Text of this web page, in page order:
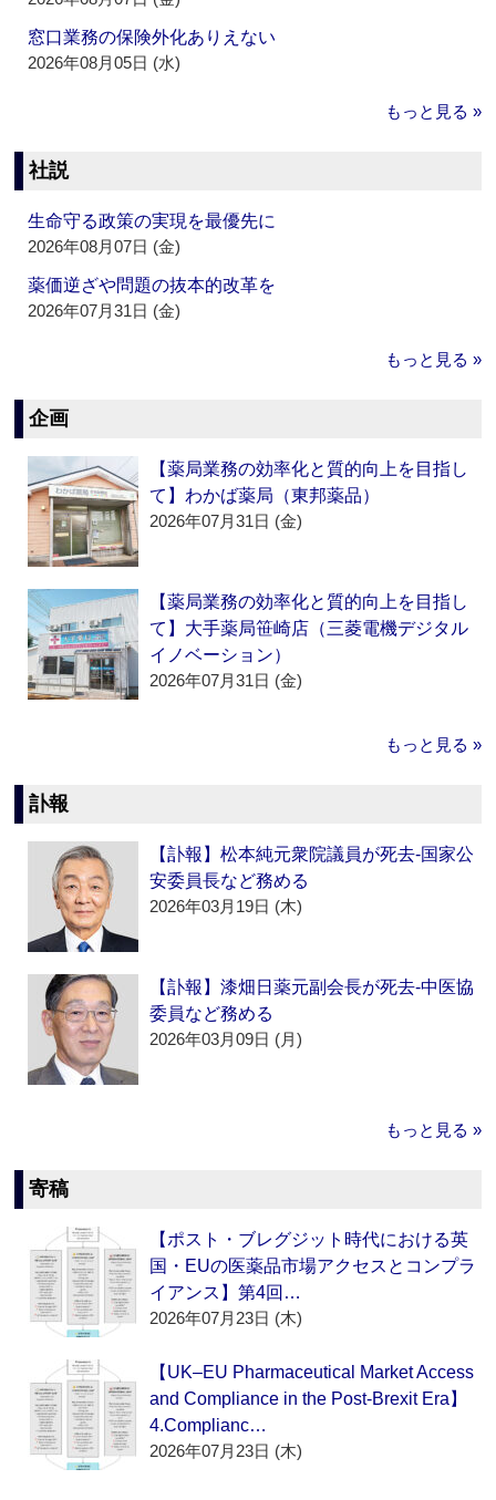
窓口業務の保険外化ありえない
2026年08月05日 (水)
もっと見る »
社説
生命守る政策の実現を最優先に
2026年08月07日 (金)
薬価逆ざや問題の抜本的改革を
2026年07月31日 (金)
もっと見る »
企画
【薬局業務の効率化と質的向上を目指し
て】わかば薬局（東邦薬品）
2026年07月31日 (金)
【薬局業務の効率化と質的向上を目指し
て】大手薬局笹崎店（三菱電機デジタル
イノベーション）
2026年07月31日 (金)
もっと見る »
訃報
【訃報】松本純元衆院議員が死去‐国家公
安委員長など務める
2026年03月19日 (木)
【訃報】漆畑日薬元副会長が死去‐中医協
委員など務める
2026年03月09日 (月)
もっと見る »
寄稿
【ポスト・ブレグジット時代における英
国・EUの医薬品市場アクセスとコンプラ
イアンス】第4回…
2026年07月23日 (木)
【UK–EU Pharmaceutical Market Access
and Compliance in the Post-Brexit Era】
4.Complianc…
2026年07月23日 (木)